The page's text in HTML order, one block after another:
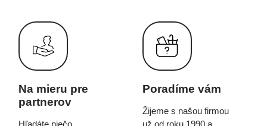
Na mieru pre
partnerov
Hľadáte niečo
Poradíme vám
Žijeme s našou firmou
už od roku 1990 a